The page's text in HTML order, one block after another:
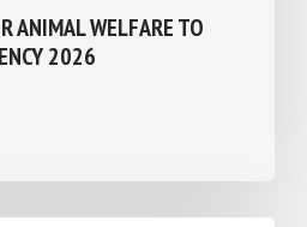
ANIMAL WELFARE TO
2026